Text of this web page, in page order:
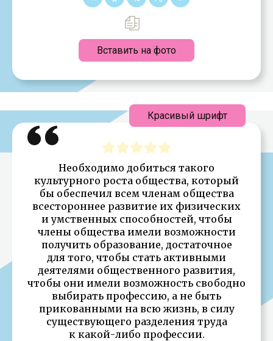
Вставить на фото
Необходимо добиться такого
культурного роста общества, который
бы обеспечил всем членам общества
всестороннее развитие их физических
и умственных способностей, чтобы
члены общества имели возможности
получить образование, достаточное
для того, чтобы стать активными
деятелями общественного развития,
чтобы они имели возможность свободно
выбирать профессию, а не быть
прикованными на всю жизнь, в силу
существующего разделения труда
к какой-либо профессии.
Красивый шрифт